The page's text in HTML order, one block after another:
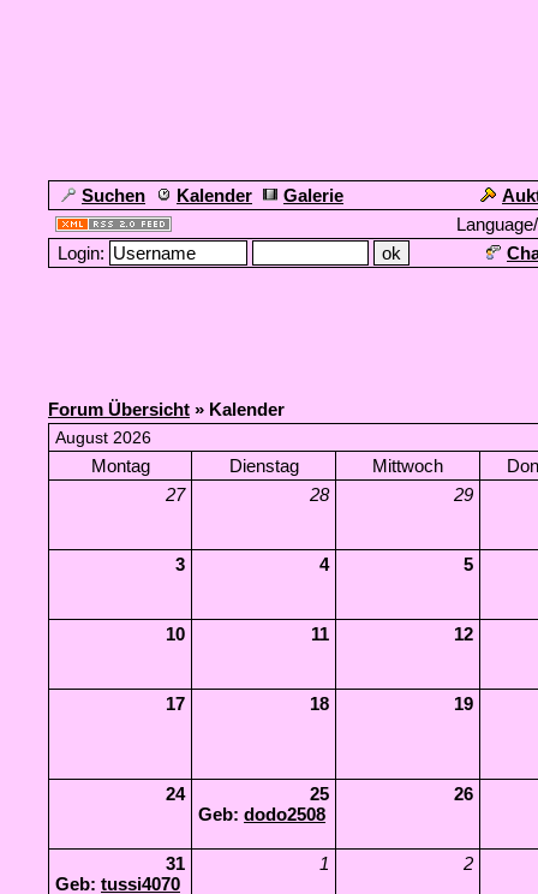
Suchen Kalender Galerie
Login:
Forum Übersicht » Kalender
August 2026
Montag Dienstag Mittwoch
27
28 29
3 4 5
10 11 12
17 18 19
24
25
Geb: dodo2508
26
31
Geb: tussi4070
1 2